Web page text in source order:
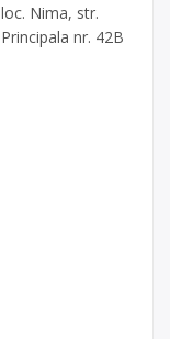
loc. Nima, str.
Principala nr. 42B